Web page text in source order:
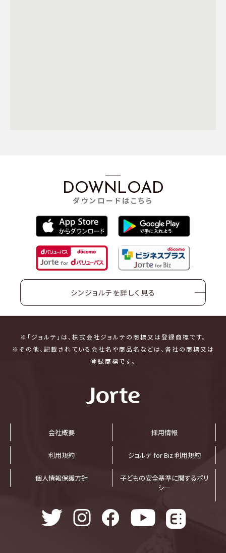
DOWNLOAD
ダウンロードはこちら
シンジョルテを詳しく見る
※「ジョルテ」は、株式会社ジョルテの商標又は登録商標です。
※その他、記載されている会社名や商品名などは、各社の商標又は
登録商標です。
会社概要 採⽤情報
利⽤規約 ジョルテ for Biz 利⽤規約
個⼈情報保護⽅針
子どもの安全基準に関するポリ
シー